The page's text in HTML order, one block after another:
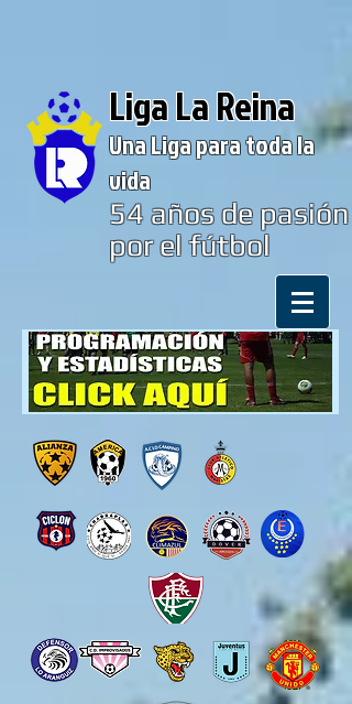
Liga La Reina
Una Liga para toda la
vida
54años de pasión
por el fútbol